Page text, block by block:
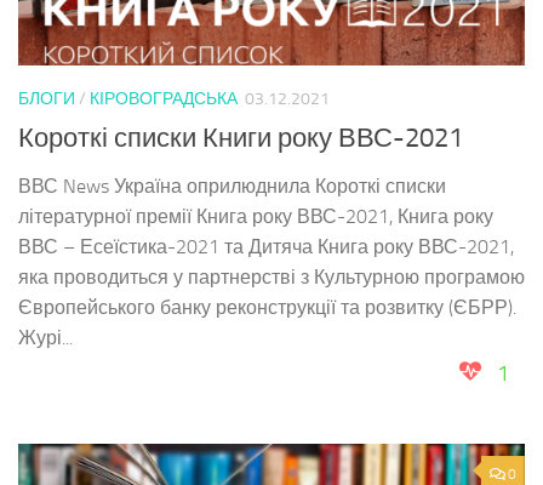
БЛОГИ / КІРОВОГРАДСЬКА 03.12.2021
Короткі списки Книги року ВВС-2021
ВВС News Україна оприлюднила Короткі списки
літературної премії Книга року ВВС-2021, Книга року
ВВС – Есеїстика-2021 та Дитяча Книга року ВВС-2021,
яка проводиться у партнерстві з Культурною програмою
Європейського банку реконструкції та розвитку (ЄБРР).
Журі...
1
0